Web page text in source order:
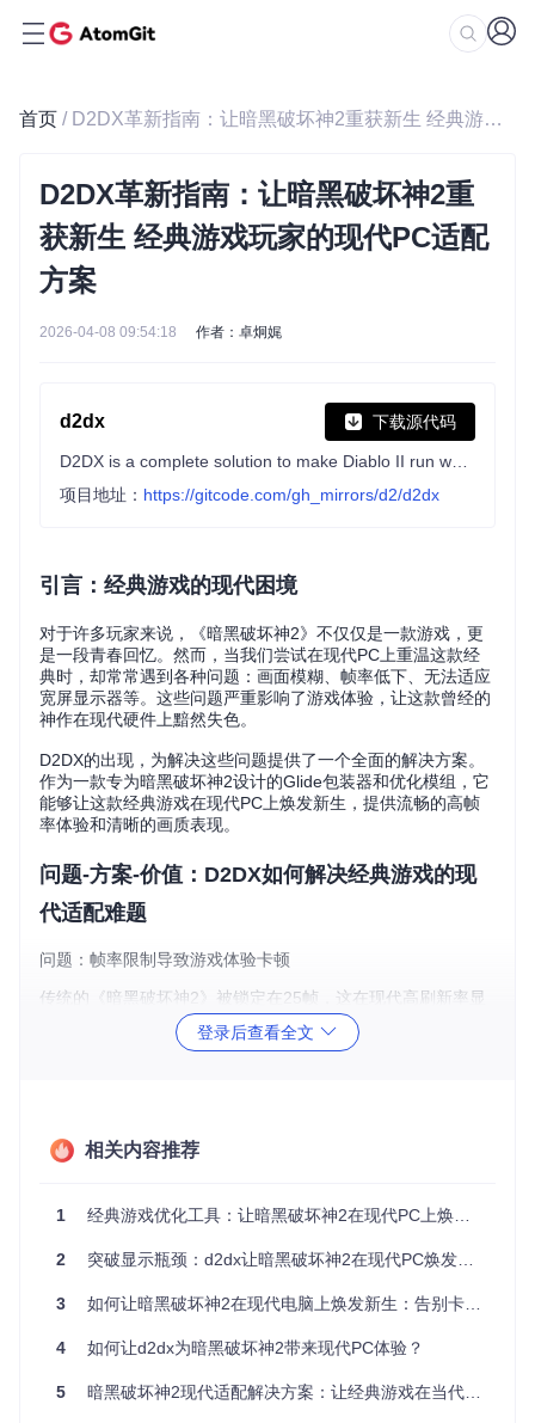
首页 / D2DX革新指南：让暗黑破坏神2重获新生 经典游戏玩家的现代PC适配方案
D2DX革新指南：让暗黑破坏神2重
获新生 经典游戏玩家的现代PC适配
方案
2026-04-08 09:54:18 作者：卓炯娓
d2dx 下载源代码
项目地址： https://gitcode.com/gh_mirrors/d2/d2dx
引言：经典游戏的现代困境
对于许多玩家来说，《暗黑破坏神2》不仅仅是一款游戏，更
是一段青春回忆。然而，当我们尝试在现代PC上重温这款经
典时，却常常遇到各种问题：画面模糊、帧率低下、无法适应
宽屏显示器等。这些问题严重影响了游戏体验，让这款曾经的
神作在现代硬件上黯然失色。
D2DX的出现，为解决这些问题提供了一个全面的解决方案。
作为一款专为暗黑破坏神2设计的Glide包装器和优化模组，它
能够让这款经典游戏在现代PC上焕发新生，提供流畅的高帧
率体验和清晰的画质表现。
问题-方案-价值：D2DX如何解决经典游戏的现
代适配难题
问题：帧率限制导致游戏体验卡顿
传统的《暗黑破坏神2》被锁定在25帧，这在现代高刷新率显
示器上显得异常卡顿，尤其是在激烈的战斗场景中，低帧率会
严重影响操作手感和游戏体验。
场景化应用
持低功耗的同时，将游戏帧率提升至60帧，让玩家在外出时
也能流畅体验游戏。
台式机平台：对于高性能台式机，D2DX可以充分发挥硬件
验。
能够在有限的硬件资源下提供稳定的60帧表现，让玩家随时
登录后查看全文
相关内容推荐
1 经典游戏优化工具：让暗黑破坏神2在现代PC上焕发新生
2 突破显示瓶颈：d2dx让暗黑破坏神2在现代PC焕发新生
3 如何让暗黑破坏神2在现代电脑上焕发新生：告别卡顿与模糊
4 如何让d2dx为暗黑破坏神2带来现代PC体验？
5 暗黑破坏神2现代适配解决方案：让经典游戏在当代硬件上重获新生